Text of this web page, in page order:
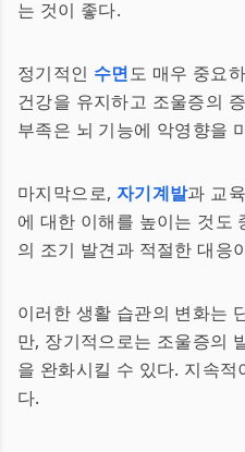
는 것이 좋다.
정기적인 수면도 매우 중요
건강을 유지하고 조울증의
부족은 뇌 기능에 악영향을
마지막으로, 자기계발과 교
에 대한 이해를 높이는 것
의 조기 발견과 적절한 대응
이러한 생활 습관의 변화는
만, 장기적으로는 조울증의
을 완화시킬 수 있다. 지속
다.